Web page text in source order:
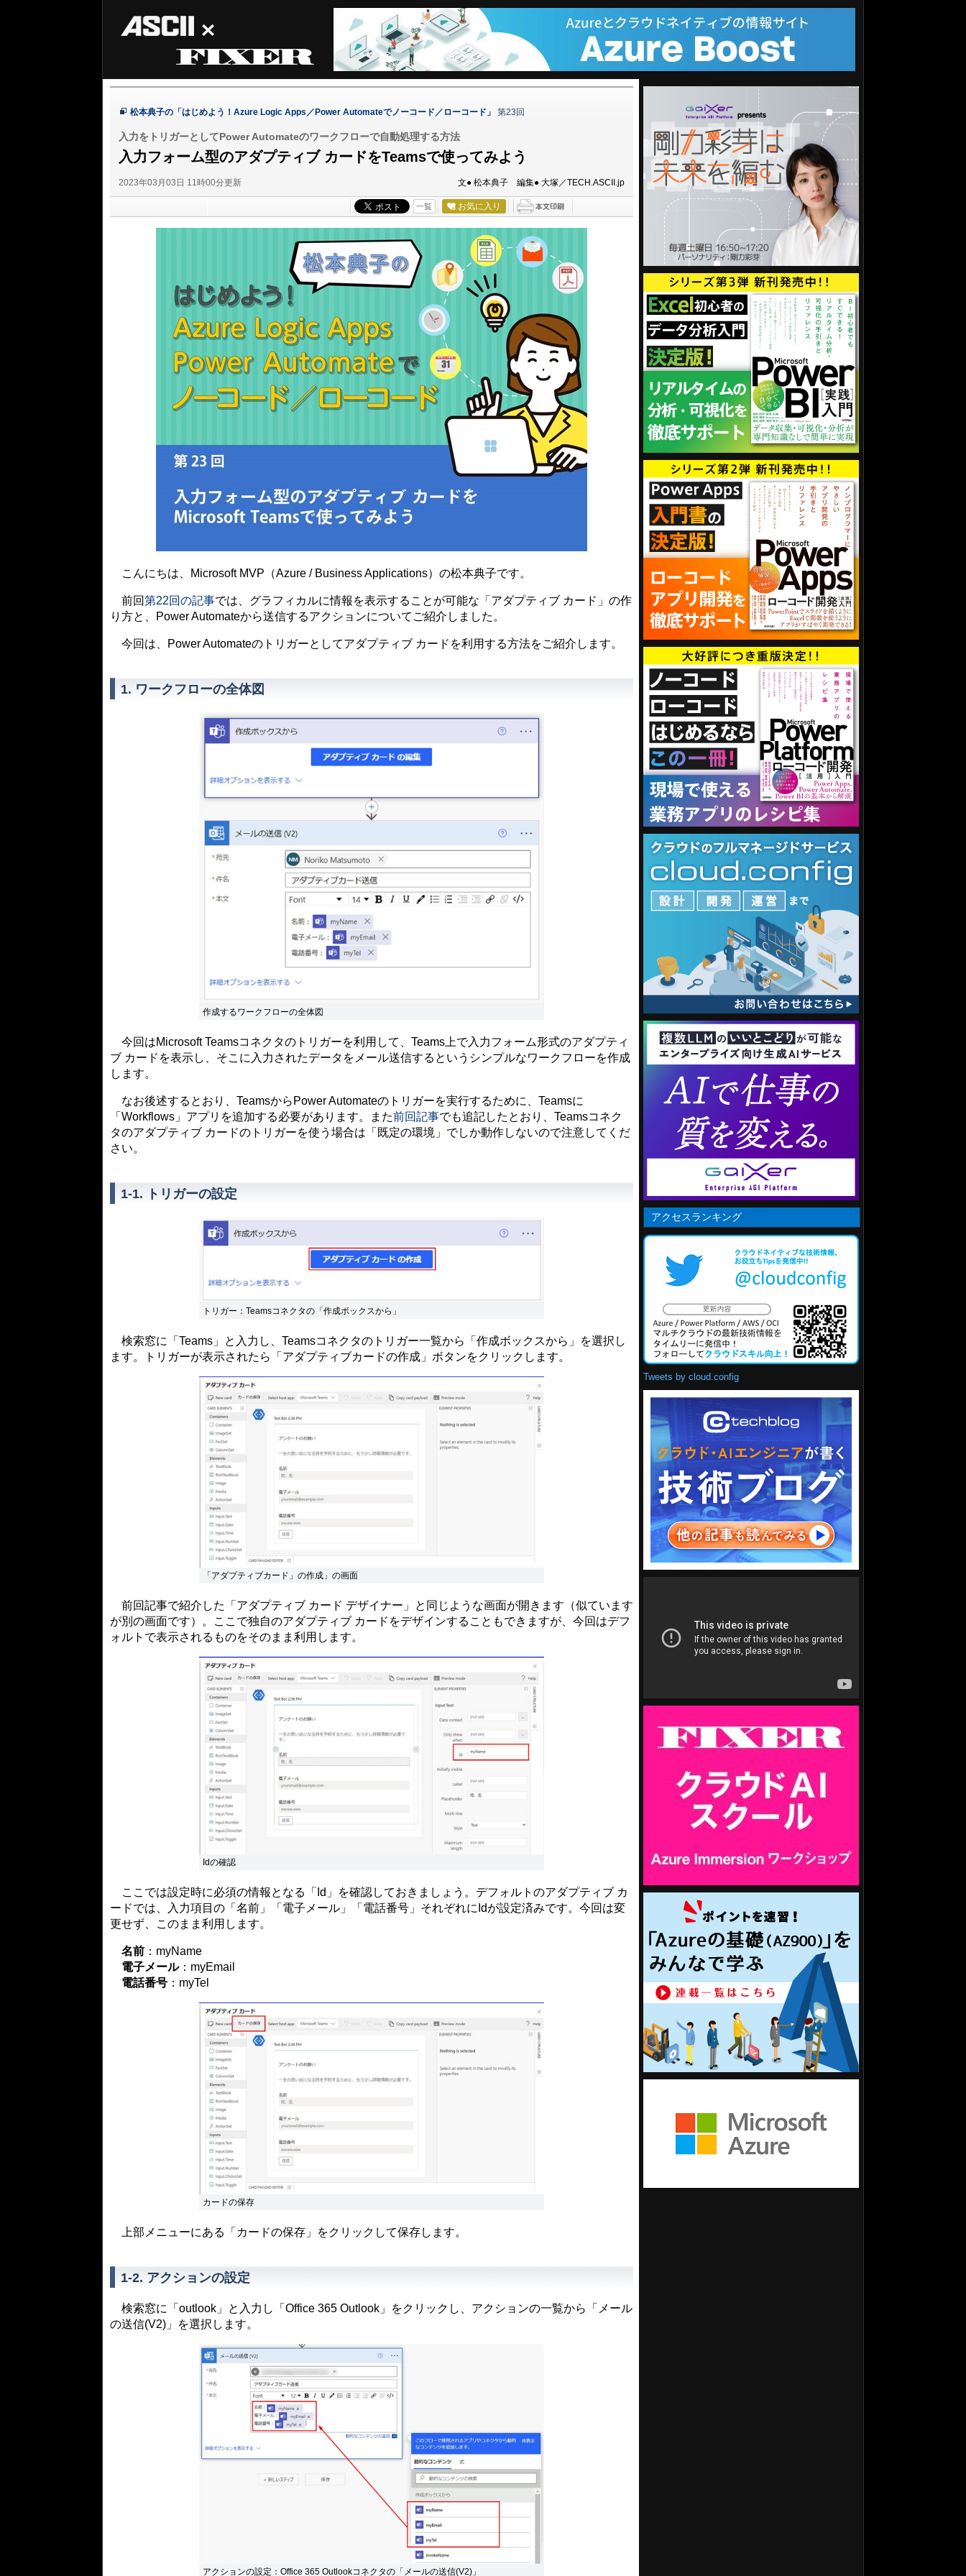
FIXER
松本典子の「はじめよう！Azure Logic Apps／Power Automateでノーコード／ローコード」 第23回
入力をトリガーとしてPower Automateのワークフローで自動処理する方法
入力フォーム型のアダプティブ カードをTeamsで使ってみよう
2023年03月03日 11時00分更新 文● 松本典子 編集● 大塚／TECH.ASCII.jp
一覧 お気に入り
こんにちは、Microsoft MVP（Azure / Business Applications）の松本典子です。
前回第22回の記事では、グラフィカルに情報を表示することが可能な「アダプティブ カード」の作
り方と、Power Automateから送信するアクションについてご紹介しました。
今回は、Power Automateのトリガーとしてアダプティブ カードを利用する方法をご紹介します。
1. ワークフローの全体図
作成するワークフローの全体図
今回はMicrosoft Teamsコネクタのトリガーを利用して、Teams上で入力フォーム形式のアダプティ
ブ カードを表示し、そこに入力されたデータをメール送信するというシンプルなワークフローを作成
します。
なお後述するとおり、TeamsからPower Automateのトリガーを実行するために、Teamsに
「Workflows」アプリを追加する必要があります。また前回記事でも追記したとおり、Teamsコネク
タのアダプティブ カードのトリガーを使う場合は「既定の環境」でしか動作しないので注意してくだ
さい。
1-1. トリガーの設定
トリガー：Teamsコネクタの「作成ボックスから」
検索窓に「Teams」と入力し、Teamsコネクタのトリガー一覧から「作成ボックスから」を選択し
ます。トリガーが表示されたら「アダプティブカードの作成」ボタンをクリックします。
「アダプティブカード」の作成」の画面
前回記事で紹介した「アダプティブ カード デザイナー」と同じような画面が開きます（似ています
が別の画面です）。ここで独自のアダプティブ カードをデザインすることもできますが、今回はデフ
ォルトで表示されるものをそのまま利用します。
Idの確認
ここでは設定時に必須の情報となる「Id」を確認しておきましょう。デフォルトのアダプティブ カ
ードでは、入力項目の「名前」「電子メール」「電話番号」それぞれにIdが設定済みです。今回は変
更せず、このまま利用します。
名前 ：myName
電子メール：myEmail
電話番号 ：myTel
カードの保存
上部メニューにある「カードの保存」をクリックして保存します。
1-2. アクションの設定
検索窓に「outlook」と入力し「Office 365 Outlook」をクリックし、アクションの一覧から「メール
の送信(V2)」を選択します。
アクションの設定：Office 365 Outlookコネクタの「メールの送信(V2)」
アクセスランキング
Tweets by cloud.config